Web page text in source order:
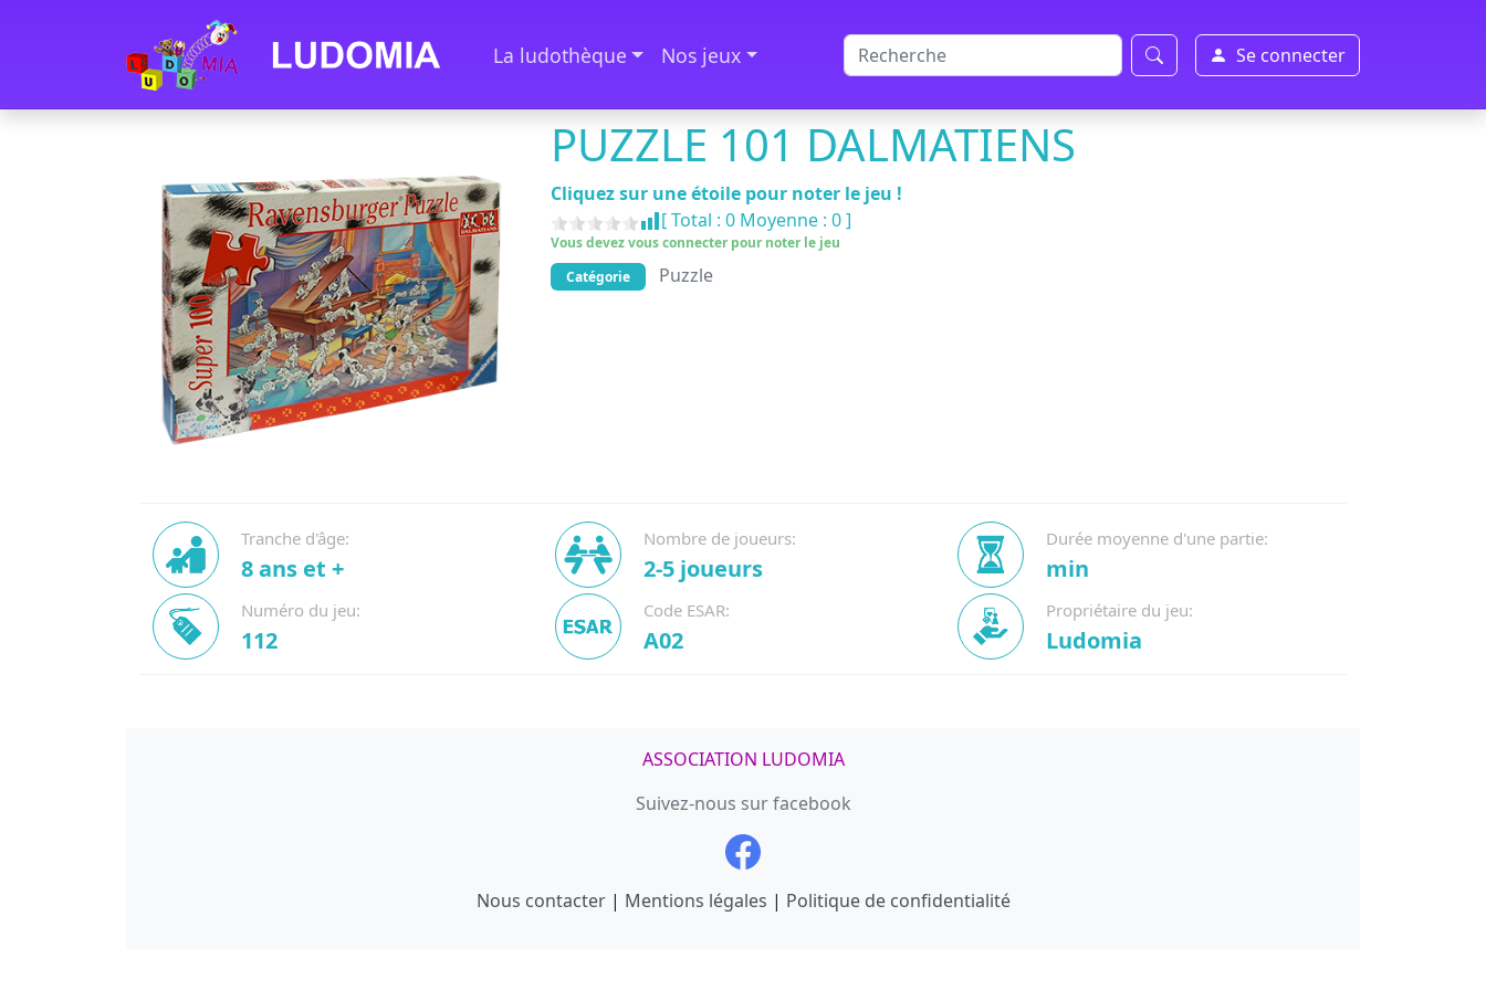
La ludothèque Nos jeux Se connecter
PUZZLE 101 DALMATIENS
Cliquez sur une étoile pour noter le jeu !
[ Total : 0 Moyenne : 0]
Vous devez vous connecter pour noter le jeu
Catégorie
Puzzle
Tranche d'âge:
8 ans et +
Nombre de joueurs:
2-5 joueurs
Durée moyenne d'une partie:
min
Numéro du jeu:
112
Code ESAR:
A02
Propriétaire du jeu:
Ludomia
ASSOCIATION LUDOMIA
Suivez-nous sur facebook
Nous contacter| Mentions légales | Politique de confidentialité